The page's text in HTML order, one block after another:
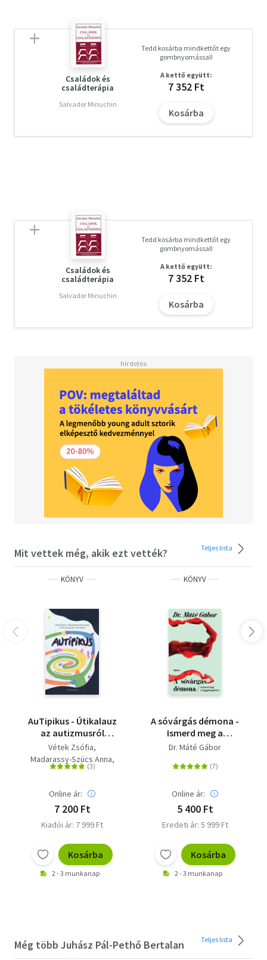
Családok és
családterápia
Salvador Minuchin
Tedd kosárba mindkettőt egy
gombnyomással!
A kettő együtt:
7 352 Ft
Kosárba
Családok és
családterápia
Salvador Minuchin
Tedd kosárba mindkettőt egy
gombnyomással!
A kettő együtt:
7 352 Ft
Kosárba
Mit vettek még, akik ezt vették? Teljes lista
KÖNYV
AuTipikus - Útikalauz
az autizmusról
kíváncsi elméknek
Vétek Zsófia
Madarassy-Szücs Anna
Sipos Boldizsár Túri Anna
Online ár:
7 200 Ft
Kiadói ár: 7 999 Ft
Kosárba
2 - 3 munkanap
KÖNYV
A sóvárgás démona -
Ismerd meg a
függőségeidet
Dr. Máté Gábor
Online ár:
5 400 Ft
Eredeti ár: 5 999 Ft
Kosárba
2 - 3 munkanap
Még több Juhász Pál-Pethő Bertalan Teljes lista